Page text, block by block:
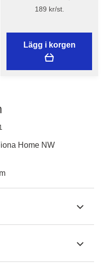
High Finish 1179 -
Flügger
189 kr/st.
Lägg i korgen
Home NW